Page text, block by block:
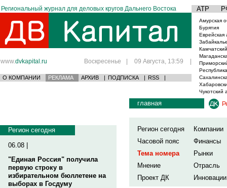
Региональный журнал для деловых кругов Дальнего Востока АТР
www.dvkapital.ru Воскресенье | 09 Августа, 13:59 |
О КОМПАНИИ РЕКЛАМА АРХИВ | ПОДПИСКА | RSS |
Амурская
Бурятия
Еврейская
Чукотский
Регион сегодня
06.08 |
"Единая Россия" получила
первую строку в
избирательном бюллетене на
выборах в Госдуму
главная
Регион сегодня
Компании
Часовой пояс
Финансы
Тема номера
Рынки
Мнение
Отрасль
Проект ДК
Инновации